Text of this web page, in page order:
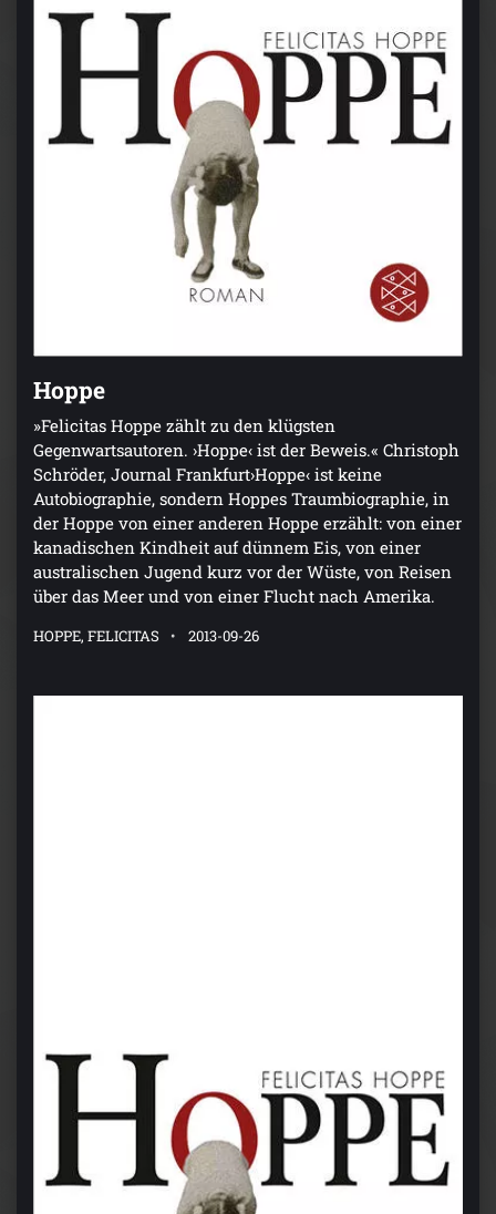
Hoppe
»Felicitas Hoppe zählt zu den klügsten
Gegenwartsautoren. ›Hoppe‹ ist der Beweis.« Christoph
Schröder, Journal Frankfurt›Hoppe‹ ist keine
Autobiographie, sondern Hoppes Traumbiographie, in
der Hoppe von einer anderen Hoppe erzählt: von einer
kanadischen Kindheit auf dünnem Eis, von einer
australischen Jugend kurz vor der Wüste, von Reisen
über das Meer und von einer Flucht nach Amerika.
HOPPE, FELICITAS 2013-09-26